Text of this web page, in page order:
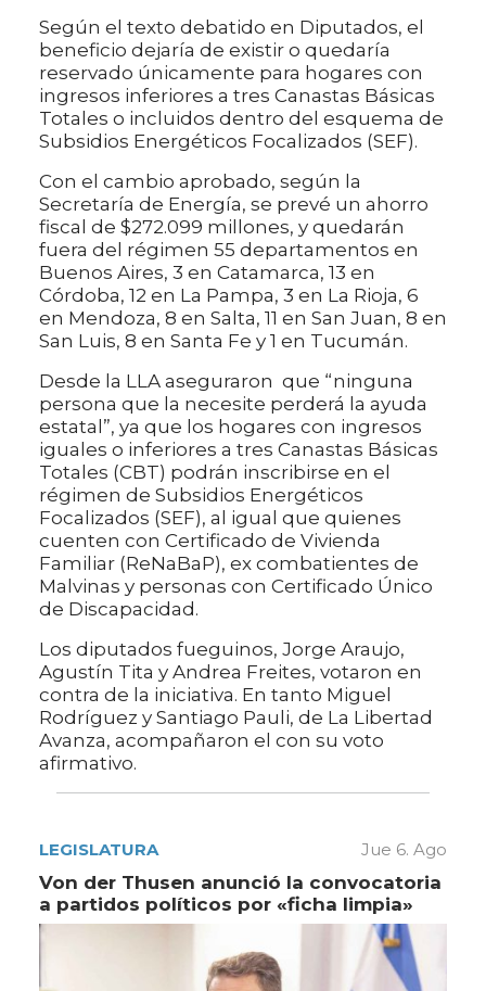
Según el texto debatido en Diputados, el
beneficio dejaría de existir o quedaría
reservado únicamente para hogares con
ingresos inferiores a tres Canastas Básicas
Totales o incluidos dentro del esquema de
Subsidios Energéticos Focalizados (SEF).
Con el cambio aprobado, según la
Secretaría de Energía, se prevé un ahorro
fiscal de $272.099 millones, y quedarán
fuera del régimen 55 departamentos en
Buenos Aires, 3 en Catamarca, 13 en
Córdoba, 12 en La Pampa, 3 en La Rioja, 6
en Mendoza, 8 en Salta, 11 en San Juan, 8 en
San Luis, 8 en Santa Fe y 1 en Tucumán.
Desde la LLA aseguraron que “ninguna
persona que la necesite perderá la ayuda
estatal”, ya que los hogares con ingresos
iguales o inferiores a tres Canastas Básicas
Totales (CBT) podrán inscribirse en el
régimen de Subsidios Energéticos
Focalizados (SEF), al igual que quienes
cuenten con Certificado de Vivienda
Familiar (ReNaBaP), ex combatientes de
Malvinas y personas con Certificado Único
de Discapacidad.
Los diputados fueguinos, Jorge Araujo,
Agustín Tita y Andrea Freites, votaron en
contra de la iniciativa. En tanto Miguel
Rodríguez y Santiago Pauli, de La Libertad
Avanza, acompañaron el con su voto
afirmativo.
LEGISLATURA Jue 6. Ago
Von der Thusen anunció la convocatoria
a partidos políticos por «ficha limpia»